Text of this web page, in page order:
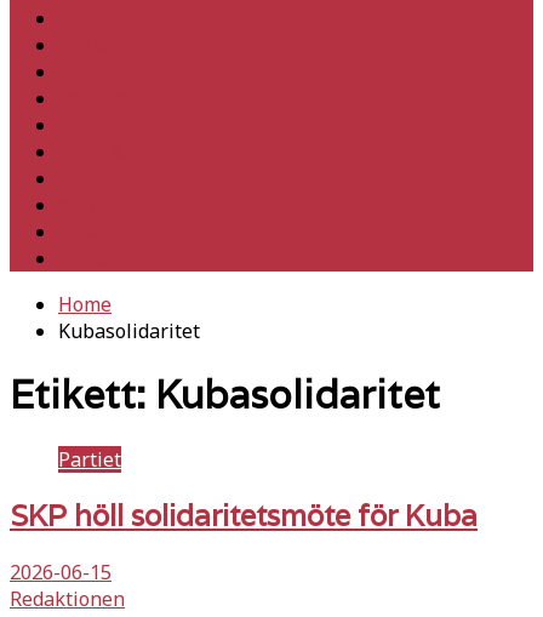
Home
Kubasolidaritet
Etikett: Kubasolidaritet
Partiet
SKP höll solidaritetsmöte för Kuba
2026-06-15
Redaktionen